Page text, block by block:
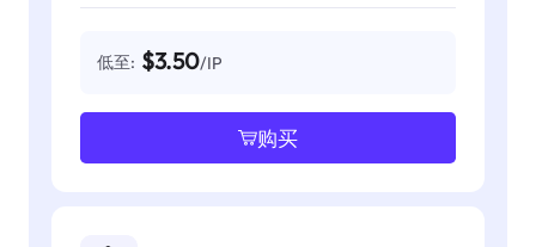
低至: $3.50/IP
购买